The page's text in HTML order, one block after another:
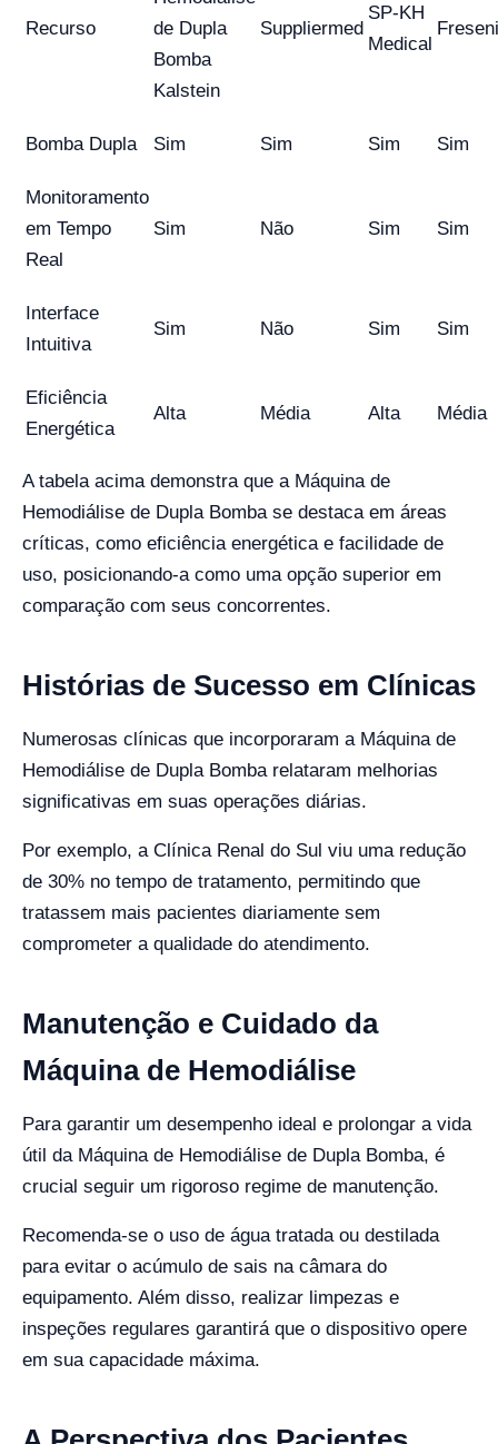
Recurso
de Dupla
Bomba
Kalstein
Suppliermed
SP-KH
Medical
Bomba Dupla Sim Sim Sim Sim
Monitoramento
em Tempo
Real
Sim Não Sim Sim
Interface
Intuitiva
Sim Não Sim Sim
Eficiência
Energética
Alta Média Alta Média
A tabela acima demonstra que a Máquina de
Hemodiálise de Dupla Bomba se destaca em áreas
críticas, como eficiência energética e facilidade de
uso, posicionando-a como uma opção superior em
comparação com seus concorrentes.
Histórias de Sucesso em Clínicas
Numerosas clínicas que incorporaram a Máquina de
Hemodiálise de Dupla Bomba relataram melhorias
significativas em suas operações diárias.
Por exemplo, a Clínica Renal do Sul viu uma redução
de 30% no tempo de tratamento, permitindo que
tratassem mais pacientes diariamente sem
comprometer a qualidade do atendimento.
Manutenção e Cuidado da
Máquina de Hemodiálise
Para garantir um desempenho ideal e prolongar a vida
útil da Máquina de Hemodiálise de Dupla Bomba, é
crucial seguir um rigoroso regime de manutenção.
Recomenda-se o uso de água tratada ou destilada
para evitar o acúmulo de sais na câmara do
equipamento. Além disso, realizar limpezas e
inspeções regulares garantirá que o dispositivo opere
em sua capacidade máxima.